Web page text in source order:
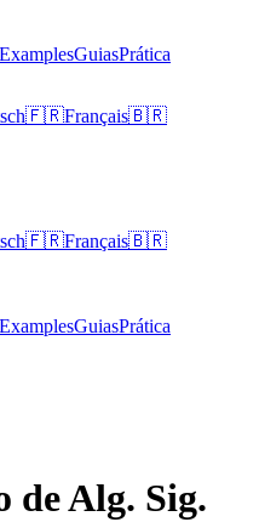
ExamplesGuiasPrática
🇫🇷Français🇧🇷
🇫🇷Français🇧🇷
ExamplesGuiasPrática
de Alg. Sig.